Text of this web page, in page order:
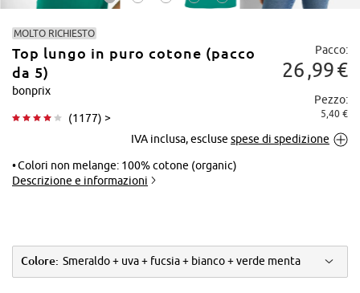
ingrandire
MOLTO RICHIESTO
Top lungo in puro cotone (pacco
da 5)
bonprix
(1177) >
Pacco:
26 99€
Pezzo:
5,40 €
IVA inclusa, escluse spese di spedizione
Colori non melange: 100% cotone (organic)
Descrizione e informazioni
Colore: Smeraldo + uva + fucsia + bianco + verde menta